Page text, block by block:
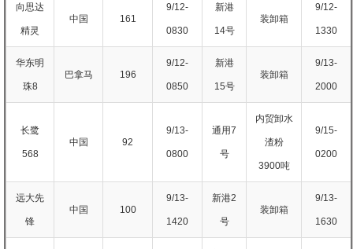
向思达
精灵
中国 161
9/12-
0830
新港
14号
装卸箱
9/12-
1330
华东明
珠8
巴拿马 196
9/12-
0850
新港
15号
装卸箱
9/13-
2000
长鹭
568
中国 92
9/13-
0800
通用7
号
内贸卸水
渣粉
3900吨
9/15-
0200
远大先
锋
中国 100
9/13-
1420
新港2
号
装卸箱
9/13-
1630